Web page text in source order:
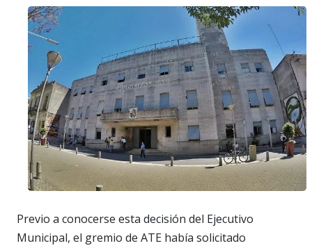
Previo a conocerse esta decisión del Ejecutivo
Municipal, el gremio de ATE había solicitado